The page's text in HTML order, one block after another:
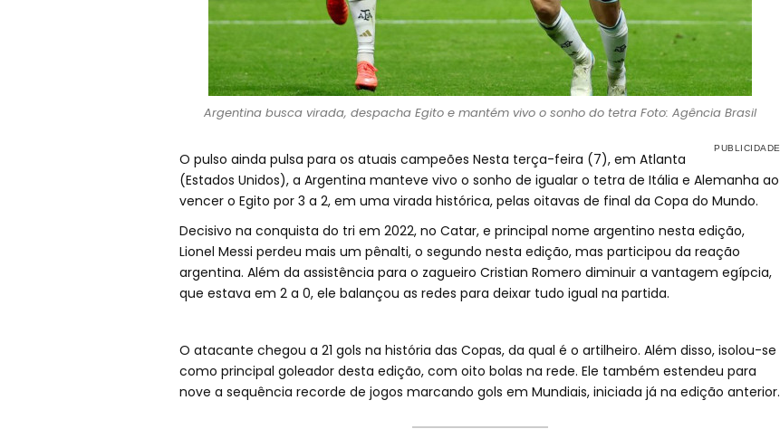
Argentina busca virada, despacha Egito e mantém vivo o sonho do tetra Foto: Agência Brasil
O pulso ainda pulsa para os atuais campeões Nesta terça-feira (7), em Atlanta
(Estados Unidos), a Argentina manteve vivo o sonho de igualar o tetra de Itália e Alemanha ao
vencer o Egito por 3 a 2, em uma virada histórica, pelas oitavas de final da Copa do Mundo.
Decisivo na conquista do tri em 2022, no Catar, e principal nome argentino nesta edição,
Lionel Messi perdeu mais um pênalti, o segundo nesta edição, mas participou da reação
argentina. Além da assistência para o zagueiro Cristian Romero diminuir a vantagem egípcia,
que estava em 2 a 0, ele balançou as redes para deixar tudo igual na partida.
O atacante chegou a 21 gols na história das Copas, da qual é o artilheiro. Além disso, isolou-se
como principal goleador desta edição, com oito bolas na rede. Ele também estendeu para
nove a sequência recorde de jogos marcando gols em Mundiais, iniciada já na edição anterior.